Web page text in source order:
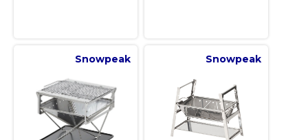
Snowpeak Snowpeak